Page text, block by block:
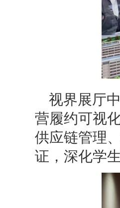
视界展厅
营履约可视
供应链管理
证，深化学